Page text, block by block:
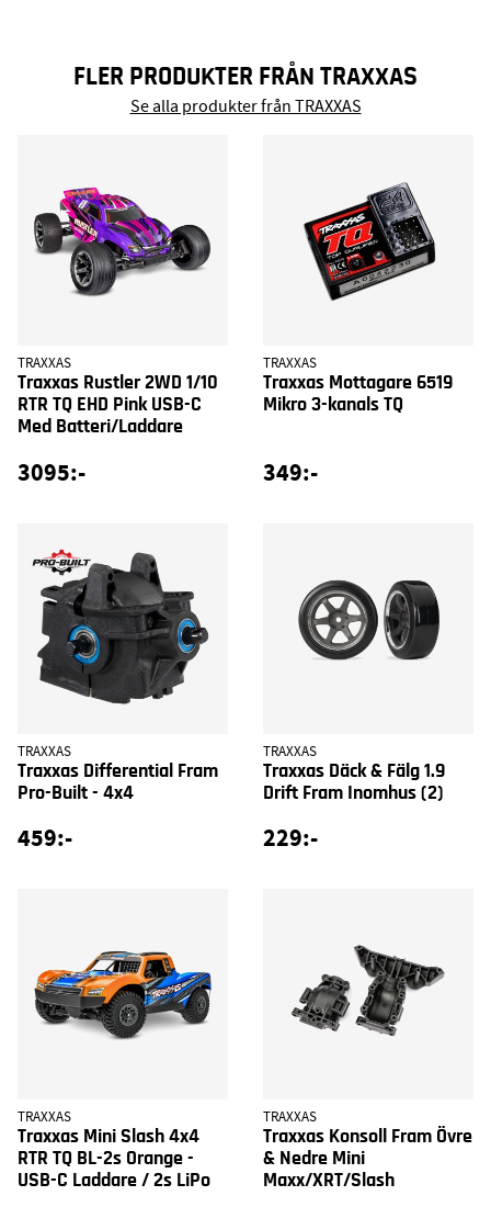
FLER PRODUKTER FRÅN TRAXXAS
Se alla produkter från TRAXXAS
TRAXXAS
Traxxas Rustler 2WD 1/10
RTR TQ EHD Pink USB-C
Med Batteri/Laddare
3095:-
TRAXXAS
Traxxas Mottagare 6519
Mikro 3-kanals TQ
349:-
TRAXXAS
Traxxas Differential Fram
Pro-Built - 4x4
459:-
TRAXXAS
Traxxas Däck & Fälg 1.9
Drift Fram Inomhus (2)
229:-
TRAXXAS
Traxxas Mini Slash 4x4
RTR TQ BL-2s Orange -
USB-C Laddare / 2s LiPo
TRAXXAS
Traxxas Konsoll Fram Övre
& Nedre Mini
Maxx/XRT/Slash